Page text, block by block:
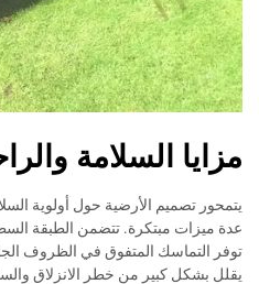
مزايا السلامة
يتمحور تصميم الأرضية حول أولوية
عدة ميزات مبتكرة. تتضمن الطبقة
توفر التماسك المتفوق في الظروف
يقلل بشكل كبير من خطر الانزلاق